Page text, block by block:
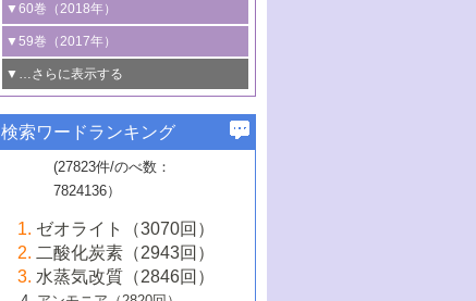
る非貴金属触媒の研究動向
5号 ゼオライトの合成と応用における研
究動向
6号 ヘテロ接合界面
B号 第135回触媒討論会（2025年）
線を利用した触媒解析技術の最先端
5号 単原子触媒
6号 参照触媒委員会からのお知らせ
B号 第133回触媒討論会（2023年）
4号 格子酸素・格子酸素欠陥を利用した
触媒反応
5号 生体触媒によるエネルギー変換反応
6号 窒素とリンの循環のための触媒・機
能性材料
めの触媒技術
4号 若手による情報発信企画～とびたて
若き触媒の研究者たち～（1）
若き触媒の研究者たち～（2）
6号 石油のノーブル・ユースを志向した
触媒技術
大学：オンライン・対面開催）
3号 特殊反応場を利用した触媒的分子変
換反応
4号 多孔質材料を用いた触媒の新展開
5号 情報学的手法を用いた触媒開発
6号 カーボンニュートラルに向けた電解
技術
B号 第127回触媒討論会（2021年・オン
ライン開催(Zoom)のみ）
2号 機能化学品製造に資するクリーンな
触媒的酸化反応
3号 水処理のための触媒化学
4号 光触媒を用いた水分解の最新の研究
動向
5号 次世代の触媒プロセスを支えるマイ
6号 メタン転換技術の最新動向
B号 第125回触媒討論会（2020年・工学
院大学）
1号 物質移動制御に着目した触媒プロセ
ス開発
2号 CO2 フリー水素サプライチェーンに
関わる触媒開発動向
3号 精密高分子合成に関する最近の研究
動向
4号 バイオマス化成品製造のための触媒
5号 固体触媒による含窒素有機化合物変
換の最前線
6号 貴金属使用量低減に向けた自動車排
▼60巻（2018年）
1号 固体酸触媒の最新の研究動向
2号 二酸化炭素からの有用化学品合成
3号 ナノ粒子・クラスター触媒の最前線
4号 60周年記念企画
5号 進化するゼオライト合成技術
6号 非貴金属系触媒における電気化学的
B号 第121回触媒討論会（2018年・東京
大学）
▼59巻（2017年）
1号 いたるところに，触媒
最先端技術
3号 無機分離膜材料の開発と触媒反応プ
ロセスへの適用
5号 水素のふるまいを解き明かす最先端
研究
6号 低級アルカンの有効利用のための触
▼…さらに表示する
1号 ユニークな構造の高分子を生み出す触
2号 リグニンからの化成品製造に向けた触
媒技術
3号 触媒研究の最先端～とびたて若き研究
者たち～（1）
▼57巻（2015年）
1号 水素キャリアにかかわる触媒技術の新
2号 石油精製用触媒の最近の進展
3号 固体酸化物形燃料電池（SOFC）におけ
るアノード触媒上での燃料直接改質技術
▼56巻（2014年）
2号 光触媒反応機構に関する最新の研究動
向
1号 高耐久性燃料電池システム用触媒にお
ける新展開
2号 リビングラジカル重合の最近の動向
▼54巻（2012年）
1号 規則性多孔体の利用技術における最近
の進歩
▼53巻（2011年）
検索ワードランキング
(27823件/のべ数：
7824136）
ゼオライト（3070回）
二酸化炭素（2943回）
水蒸気改質（2846回）